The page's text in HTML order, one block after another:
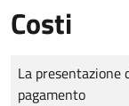
Costi
Tipo di pagamento
Importo
La presentazione
pagamento